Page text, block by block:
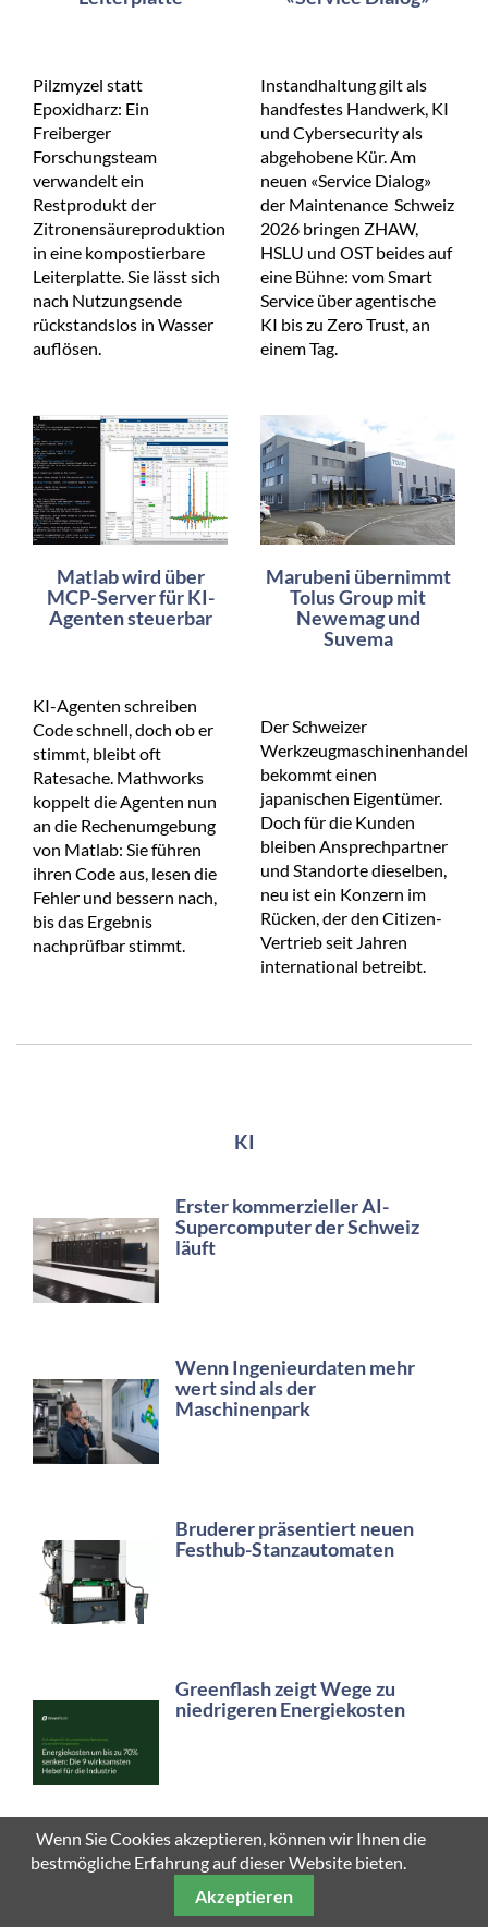
Pilzmyzel statt
Epoxidharz: Ein
Freiberger
Forschungsteam
verwandelt ein
Restprodukt der
Zitronensäureproduktion
in eine kompostierbare
Leiterplatte. Sie lässt sich
nach Nutzungsende
rückstandslos in Wasser
auflösen.
Instandhaltung gilt als
handfestes Handwerk, KI
und Cybersecurity als
abgehobene Kür. Am
neuen «Service Dialog»
der Maintenance Schweiz
2026 bringen ZHAW,
HSLU und OST beides auf
eine Bühne: vom Smart
Service über agentische
KI bis zu Zero Trust, an
einem Tag.
Matlab wird über
MCP-Server für KI-
Agenten steuerbar
KI-Agenten schreiben
Code schnell, doch ob er
stimmt, bleibt oft
Ratesache. Mathworks
koppelt die Agenten nun
an die Rechenumgebung
von Matlab: Sie führen
ihren Code aus, lesen die
Fehler und bessern nach,
bis das Ergebnis
nachprüfbar stimmt.
Marubeni übernimmt
Tolus Group mit
Newemag und
Suvema
Der Schweizer
Werkzeugmaschinenhandel
bekommt einen
japanischen Eigentümer.
Doch für die Kunden
bleiben Ansprechpartner
und Standorte dieselben,
neu ist ein Konzern im
Rücken, der den Citizen-
Vertrieb seit Jahren
international betreibt.
KI
Erster kommerzieller AI-
Supercomputer der Schweiz
läuft
Wenn Ingenieurdaten mehr
wert sind als der
Maschinenpark
Bruderer präsentiert neuen
Festhub-Stanzautomaten
Greenflash zeigt Wege zu
niedrigeren Energiekosten
Sensor+Test setzt auf KI und
Messtechnik
Wenn Sie Cookies akzeptieren, können wir Ihnen die
bestmögliche Erfahrung auf dieser Website bieten.
Akzeptieren